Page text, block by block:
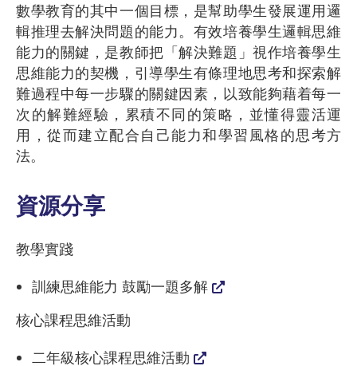
數學教育的其中一個目標，是幫助學生發展運用邏
輯推理去解決問題的能力。有效培養學生邏輯思維
能力的關鍵，是教師把「解決難題」視作培養學生
思維能力的契機，引導學生有條理地思考和探索解
難過程中每一步驟的關鍵因素，以致能夠藉着每一
次的解難經驗，累積不同的策略，並懂得靈活運
用，從而建立配合自己能力和學習風格的思考方
法。
資源分享
教學實踐
訓練思維能力 鼓勵一題多解
核心課程思維活動
二年級核心課程思維活動